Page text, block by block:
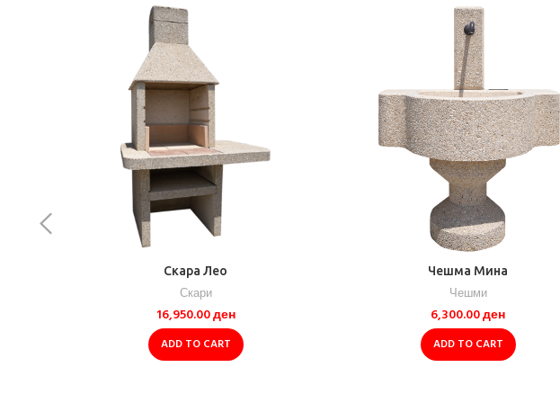
Скара Лео
Скари
16,950.00ден
ADD TO CART
Чешма Мина
Чешми
6,300.00ден
ADD TO CART